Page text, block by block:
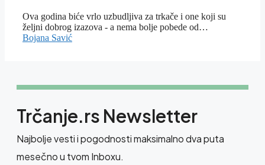
Ova godina biće vrlo uzbudljiva za trkače i one koji su
željni dobrog izazova - a nema bolje pobede od…
Bojana Savić
Trčanje.rs Newsletter
Najbolje vesti i pogodnosti maksimalno dva puta
mesečno u tvom Inboxu.